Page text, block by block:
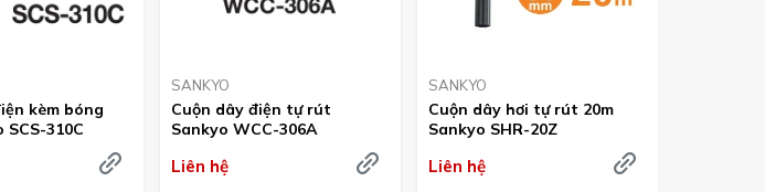
kèm bóng
310C
SANKYO
Cuộn dây điện tự rút
Sankyo WCC-306A
Liên hệ
SANKYO
Cuộn dây hơi tự rút 20m
Sankyo SHR-20Z
Liên hệ